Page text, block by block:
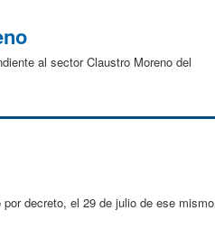
al sector Claustro Moreno del
decreto, el 29 de julio de ese mismo